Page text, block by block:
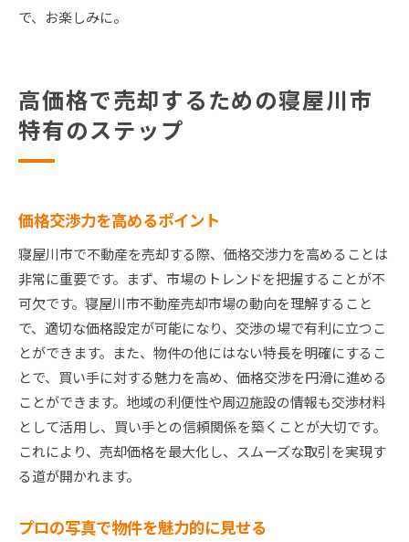
で、お楽しみに。
高価格で売却するための寝屋川市
特有のステップ
価格交渉力を高めるポイント
寝屋川市で不動産を売却する際、価格交渉力を高めることは
非常に重要です。まず、市場のトレンドを把握することが不
可欠です。寝屋川市不動産売却市場の動向を理解すること
で、適切な価格設定が可能になり、交渉の場で有利に立つこ
とができます。また、物件の他にはない特長を明確にするこ
とで、買い手に対する魅力を高め、価格交渉を円滑に進める
ことができます。地域の利便性や周辺施設の情報も交渉材料
として活用し、買い手との信頼関係を築くことが大切です。
これにより、売却価格を最大化し、スムーズな取引を実現す
る道が開かれます。
プロの写真で物件を魅力的に見せる